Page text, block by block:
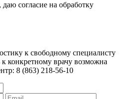
согласие на обработку
к свободному специалисту
конкретному врачу возможна
8 (863) 218-56-10